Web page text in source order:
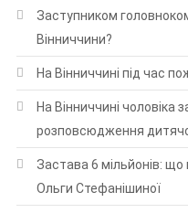
Заступником
Вінниччини?
На Вінниччині під час
На Вінниччині чоловіка
розповсюдження
Застава 6 мільйонів:
Ольги Стефанішиної